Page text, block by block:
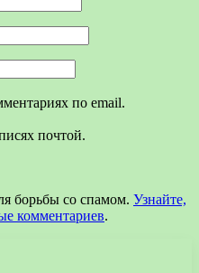
по email.
почтой.
борьбы со спамом. Узнайте,
комментариев.